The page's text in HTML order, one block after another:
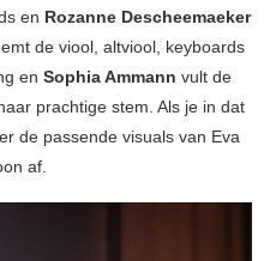
en Rozanne Descheemaeker
de viool, altviool, keyboards
en Sophia Ammann vult de
prachtige stem. Als je in dat
de passende visuals van Eva
af.